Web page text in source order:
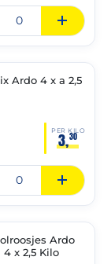
Ardo 4 x a 2,5
PER KILO
3,30
Ardo
x 2,5 Kilo